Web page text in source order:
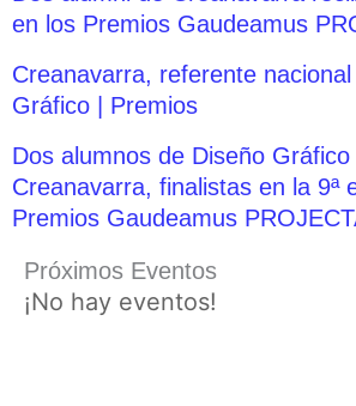
en los Premios Gaudeamus
Creanavarra, referente
Gráfico | Premios
Dos alumnos de Diseño Gráfico
Creanavarra, finalistas en la 9ª
Premios Gaudeamus
Próximos Eventos
¡No hay eventos!